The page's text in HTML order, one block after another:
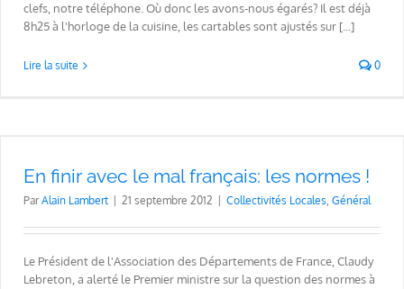
clefs, notre téléphone. Où donc les avons-nous égarés? Il est déjà
8h25 à l'horloge de la cuisine, les cartables sont ajustés sur [...]
Lire la suite 0
En finir avec le mal français: les normes !
ParAlain Lambert 21 septembre 2012 Collectivités Locales, Général
Le Président de l'Association des Départements de France, Claudy
Lebreton, a alerté le Premier ministre sur la question des normes à